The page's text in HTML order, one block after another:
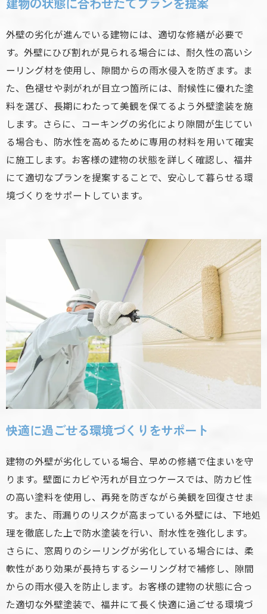
外壁の劣化が進んでいる建物には、適切な修繕が必要で
す。外壁にひび割れが見られる場合には、耐久性の高いシ
ーリング材を使用し、隙間からの雨水侵入を防ぎます。ま
た、色褪せや剥がれが目立つ箇所には、耐候性に優れた塗
料を選び、長期にわたって美観を保てるよう外壁塗装を施
します。さらに、コーキングの劣化により隙間が生じてい
る場合も、防水性を高めるために専用の材料を用いて確実
に施工します。お客様の建物の状態を詳しく確認し、福井
にて適切なプランを提案することで、安心して暮らせる環
境づくりをサポートしています。
快適に過ごせる環境づくりをサポート
建物の外壁が劣化している場合、早めの修繕で住まいを守
ります。壁面にカビや汚れが目立つケースでは、防カビ性
の高い塗料を使用し、再発を防ぎながら美観を回復させま
す。また、雨漏りのリスクが高まっている外壁には、下地処
理を徹底した上で防水塗装を行い、耐水性を強化します。
さらに、窓周りのシーリングが劣化している場合には、柔
軟性があり効果が長持ちするシーリング材で補修し、隙間
からの雨水侵入を防止します。お客様の建物の状態に合っ
た適切な外壁塗装で、福井にて長く快適に過ごせる環境づ